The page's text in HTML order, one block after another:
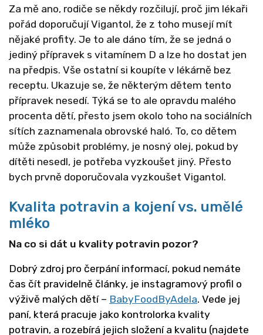
Za mě ano, rodiče se někdy rozčilují, proč jim lékaři
pořád doporučují Vigantol, že z toho musejí mít
nějaké profity. Je to ale dáno tím, že se jedná o
jediný přípravek s vitamínem D a lze ho dostat jen
na předpis. Vše ostatní si koupíte v lékárně bez
receptu. Ukazuje se, že některým dětem tento
přípravek nesedí. Týká se to ale opravdu malého
procenta dětí, přesto jsem okolo toho na sociálních
sítích zaznamenala obrovské haló. To, co dětem
může způsobit problémy, je nosný olej, pokud by
dítěti nesedl, je potřeba vyzkoušet jiný. Přesto
bych prvně doporučovala vyzkoušet Vigantol.
Kvalita potravin a kojení vs. umělé
mléko
Na co si dát u kvality potravin pozor?
Dobrý zdroj pro čerpání informací, pokud nemáte
čas čít pravidelně články, je instagramový profil o
výživě malých dětí – BabyFoodByAdela. Vede jej
paní, která pracuje jako kontrolorka kvality
potravin, a rozebírá jejich složení a kvalitu (najdete